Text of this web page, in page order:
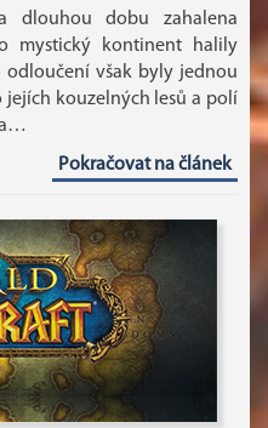
dlouhou dobu zahalena
mystický kontinent halily
však byly jednou
jejích kouzelných lesů a polí
Pokračovat na článek